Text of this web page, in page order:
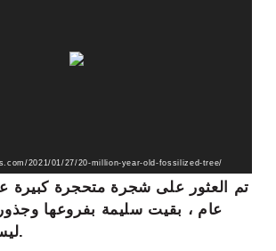
2021/01/27/20-million-year-old-fossilized-tree/
عام ، بقيت سليمة بفروعها
ليسفوس اليونانية.